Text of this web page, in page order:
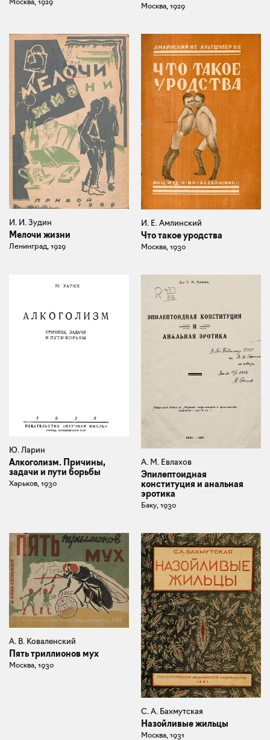
Москва, 1929
И. И. Зудин
Мелочи жизни
Ленинград, 1929
И. Е. Амлинский
Что такое уродства
Москва, 1930
Ю. Ларин
Алкоголизм. Причины,
задачи и пути борьбы
Харьков, 1930
А. М. Евлахов
Эпилептоидная
конституция и анальная
эротика
Баку, 1930
А. В. Коваленский
Пять триллионов мух
Москва, 1930
С. А. Бахмутская
Назойливые жильцы
Москва, 1931